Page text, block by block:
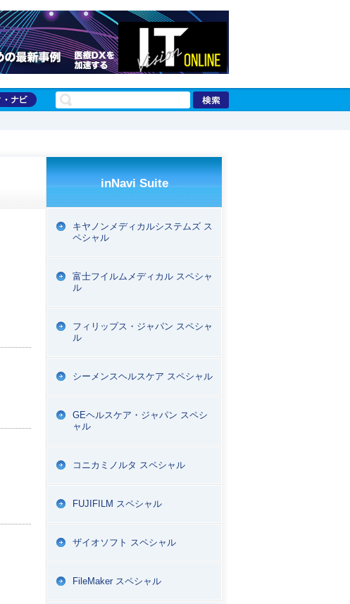
inNavi Suite
キヤノンメディカルシステムズ ス
ペシャル
富士フイルムメディカル スペシャ
ル
フィリップス・ジャパン スペシャ
ル
シーメンスヘルスケア スペシャル
GEヘルスケア・ジャパン スペシ
ャル
コニカミノルタ スペシャル
FUJIFILM スペシャル
ザイオソフト スペシャル
FileMaker スペシャル